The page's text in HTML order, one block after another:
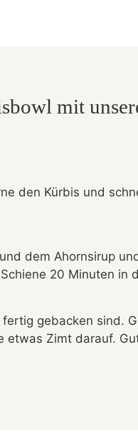
mit
den Kürbis und
dem Ahornsirup
20 Minuten in
gebacken sind.
etwas Zimt darauf.